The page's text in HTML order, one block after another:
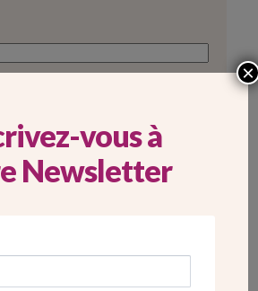
vous à
Newsletter
×